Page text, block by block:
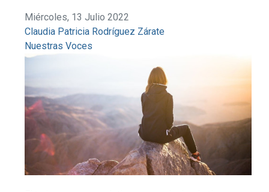
Miércoles, 13 Julio 2022
Claudia Patricia Rodríguez Zárate
Nuestras Voces